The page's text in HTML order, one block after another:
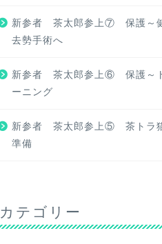
新参者 茶太郎参上⑦ 保護～
去勢手術へ
新参者 茶太郎参上⑥ 保護～
ーニング
新参者 茶太郎参上⑤ 茶トラ
準備
カテゴリー